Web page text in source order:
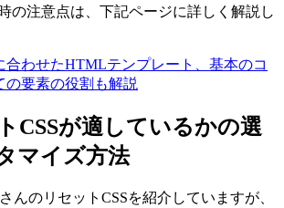
の注意点は、下記ページに詳しく解説し
合わせたHTMLテンプレート、基本のコ
の要素の役割も解説
CSSが適しているかの選
マイズ方法
んのリセットCSSを紹介していますが、